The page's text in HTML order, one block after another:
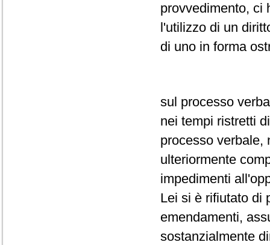
provvedimento, ci
l'utilizzo di un
di uno in forma
sul processo
nei tempi ristretti
processo verbale,
ulteriormente
impedimenti
Lei si è rifiutato di
emendamenti,
sostanzialmente